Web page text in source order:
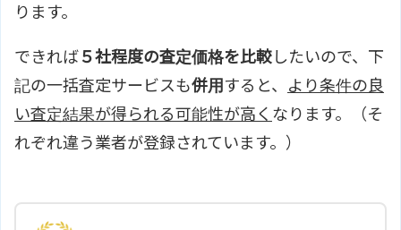
ります。
できれば５社程度の査定価格を比較したいので、下
記の一括査定サービスも併用 すると、 より条件の良
い査定結果が得られる可能性が高く なります。（そ
れぞれ違う業者が登録されています。）